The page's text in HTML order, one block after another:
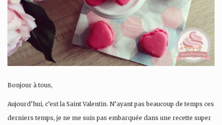
Bonjour à tous,
Aujourd’hui, c’est la Saint Valentin. N’ayant pas beaucoup de temps ces
derniers temps, je ne me suis pas embarquée dans une recette super